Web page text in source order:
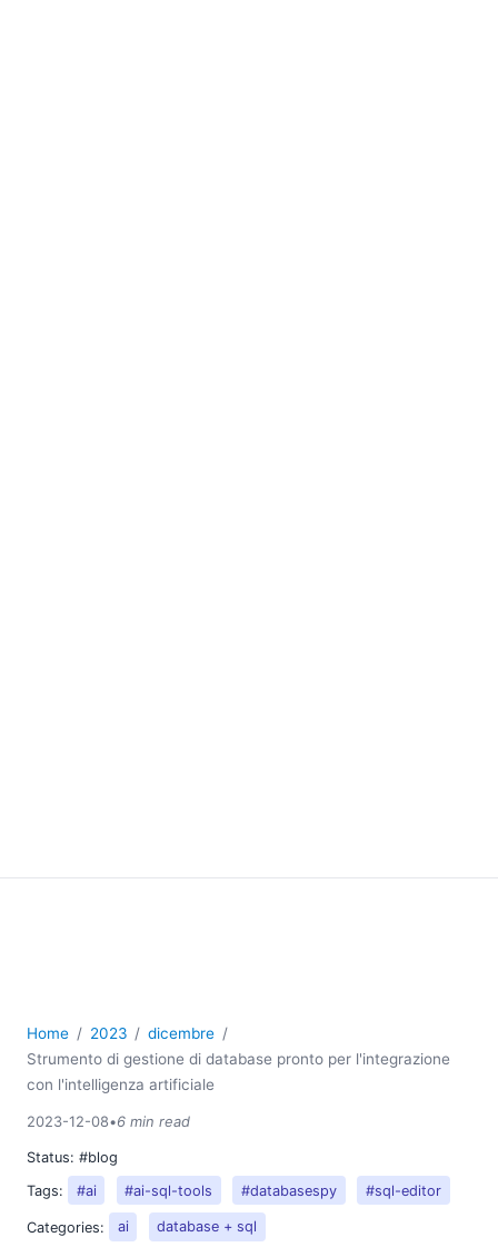
Home 2023
dicembre
Strumento di gestione di database pronto per l'integrazione
con l'intelligenza artificiale
2023-12-08•6 min read
Status: #blog
Tags:
#ai #ai-sql-tools #databasespy #sql-editor
Categories: ai database + sql